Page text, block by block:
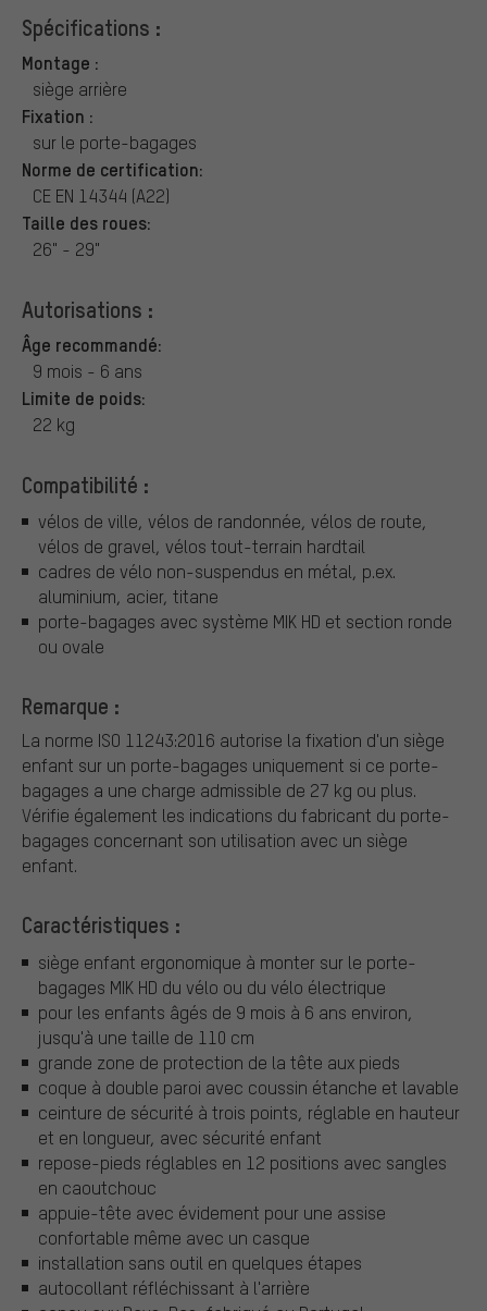
Spécifications :
Montage :
siège arrière
Fixation :
sur le porte-bagages
Norme de certification:
CE EN 14344 (A22)
Taille des roues:
26" - 29"
Autorisations :
Âge recommandé:
9 mois - 6 ans
Limite de poids:
22 kg
Compatibilité :
vélos de ville, vélos de randonnée, vélos de route,
vélos de gravel, vélos tout-terrain hardtail
cadres de vélo non-suspendus en métal, p.ex.
aluminium, acier, titane
porte-bagages avec système MIK HD et section ronde
ou ovale
Remarque :
La norme ISO 11243:2016 autorise la fixation d'un siège
enfant sur un porte-bagages uniquement si ce porte-
bagages a une charge admissible de 27 kg ou plus.
Vérifie également les indications du fabricant du porte-
bagages concernant son utilisation avec un siège
enfant.
Caractéristiques :
siège enfant ergonomique à monter sur le porte-
bagages MIK HD du vélo ou du vélo électrique
pour les enfants âgés de 9 mois à 6 ans environ,
jusqu'à une taille de 110 cm
grande zone de protection de la tête aux pieds
coque à double paroi avec coussin étanche et lavable
ceinture de sécurité à trois points, réglable en hauteur
et en longueur, avec sécurité enfant
repose-pieds réglables en 12 positions avec sangles
en caoutchouc
appuie-tête avec évidement pour une assise
confortable même avec un casque
installation sans outil en quelques étapes
autocollant réfléchissant à l'arrière